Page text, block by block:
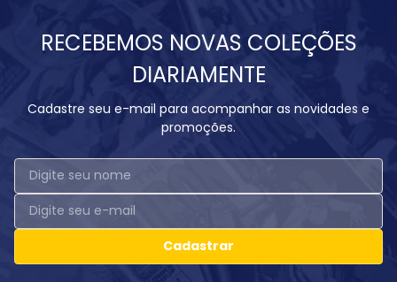
RECEBEMOS NOVAS COLEÇÕES
DIARIAMENTE
Cadastre seu e-mail para acompanhar as novidades e
promoções.
Cadastrar